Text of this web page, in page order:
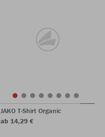
JAKO T-Shirt Organic
ab 14,29 €